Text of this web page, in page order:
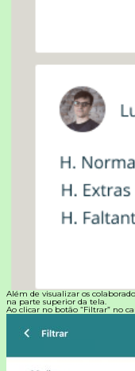
Além de visualizar os
na parte superior da tela.
Ao clicar no botão “Filtrar” no